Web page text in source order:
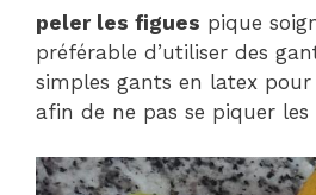
peler les figues pique
préférable d’utiliser des
simples gants en latex pour
afin de ne pas se piquer les